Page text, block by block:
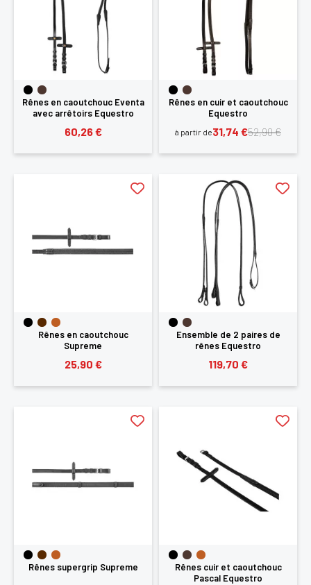
Rênes en caoutchouc Eventa
avec arrêtoirs Equestro
60,26 €
Rênes en cuir et caoutchouc
Equestro
à partir de 52,90 €
31,74 €
Rênes en caoutchouc
Supreme
25,90 €
Ensemble de 2 paires de
rênes Equestro
119,70 €
Rênes supergrip Supreme
Rênes cuir et caoutchouc
Pascal Equestro